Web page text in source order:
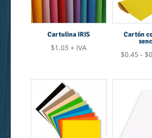
Cartulina IRIS
$1.03 + IVA
Cartón
$0.45 - $